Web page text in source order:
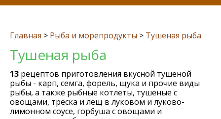
Главная > Рыба и морепродукты > Тушеная рыба
Тушеная рыба
13 рецептов приготовления вкусной тушеной
рыбы - карп, семга, форель, щука и прочие виды
рыбы, а также рыбные котлеты, тушеные с
овощами, треска и лещ в луковом и луково-
лимонном соусе, горбуша с овощами и